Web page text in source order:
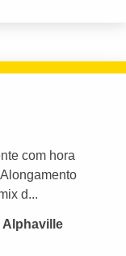
com hora
d...
Alphaville